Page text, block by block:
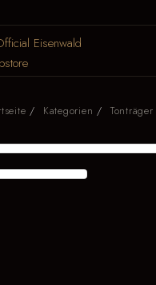
Kategorien Tonträger